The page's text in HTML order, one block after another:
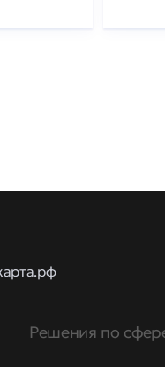
Решения по